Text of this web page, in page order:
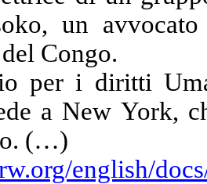
un
Congo.
per i diritti
a New York,
(…)
english/